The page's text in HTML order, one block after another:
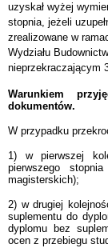
uzyskał wyżej
stopnia, jeżeli
zrealizowane w
Wydziału
nieprzekraczającym
Warunkiem
dokumentów.
W przypadku
1) w pierwszej
pierwszego
magisterskich);
2) w drugiej
suplementu do
dyplomu bez
ocen z przebiegu